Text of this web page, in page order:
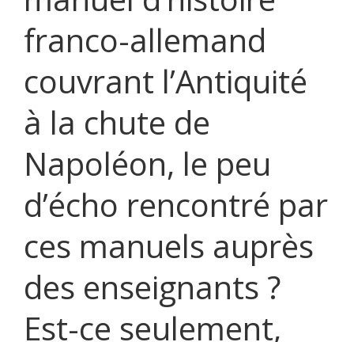
franco-allemand
couvrant l’Antiquité
à la chute de
Napoléon, le peu
d’écho rencontré par
ces manuels auprès
des enseignants ?
Est-ce seulement,